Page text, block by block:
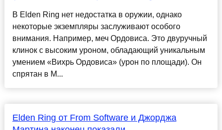
В Elden Ring нет недостатка в оружии, однако
некоторые экземпляры заслуживают особого
внимания. Например, меч Ордовиса. Это двуручный
клинок с высоким уроном, обладающий уникальным
умением «Вихрь Ордовиса» (урон по площади). Он
спрятан в М...
Elden Ring от From Software и Джорджа